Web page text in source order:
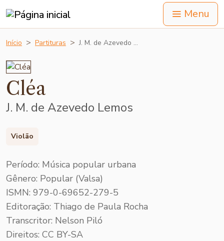
Menu
Início Partituras J. M. de Azevedo …
Cléa
J. M. de Azevedo Lemos
Violão
Período: Música popular urbana
Gênero: Popular (Valsa)
ISMN: 979-0-69652-279-5
Editoração: Thiago de Paula Rocha
Transcritor: Nelson Piló
Direitos: CC BY-SA